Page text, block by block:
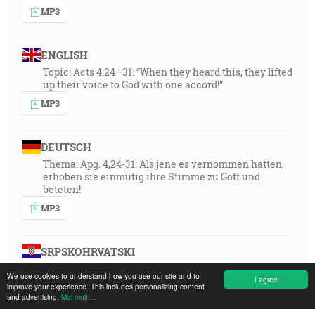
I agree
We use cookies to understand how you use our site and to
improve your experience. This includes personalizing content
and advertising. Mai mult ...
MP3
ENGLISH
Topic: Acts 4:24–31: “When they heard this, they lifted
up their voice to God with one accord!”
MP3
DEUTSCH
Thema: Apg. 4,24-31: Als jene es vernommen hatten,
erhoben sie einmütig ihre Stimme zu Gott und
beteten!
MP3
SRPSKOHRVATSKI
MP3